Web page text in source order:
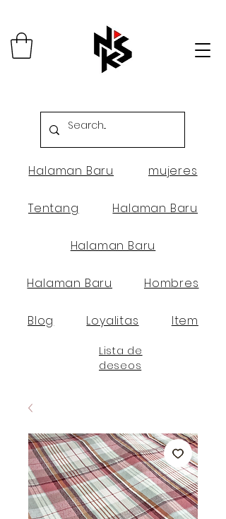
Halaman Baru mujeres
Tentang Halaman Baru
Halaman Baru
Halaman Baru Hombres
Blog Loyalitas Item
Lista de
deseos